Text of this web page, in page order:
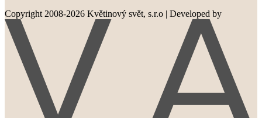
Copyright 2008-2026 Květinový svět, s.r.o | Developed by